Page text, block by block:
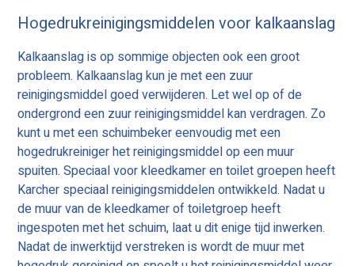
Hogedrukreinigingsmiddelen voor kalkaanslag
Kalkaanslag is op sommige objecten ook een groot
probleem. Kalkaanslag kun je met een zuur
reinigingsmiddel goed verwijderen. Let wel op of de
ondergrond een zuur reinigingsmiddel kan verdragen. Zo
kunt u met een schuimbeker eenvoudig met een
hogedrukreiniger het reinigingsmiddel op een muur
spuiten. Speciaal voor kleedkamer en toilet groepen heeft
Karcher speciaal reinigingsmiddelen ontwikkeld. Nadat u
de muur van de kleedkamer of toiletgroep heeft
ingespoten met het schuim, laat u dit enige tijd inwerken.
Nadat de inwerktijd verstreken is wordt de muur met